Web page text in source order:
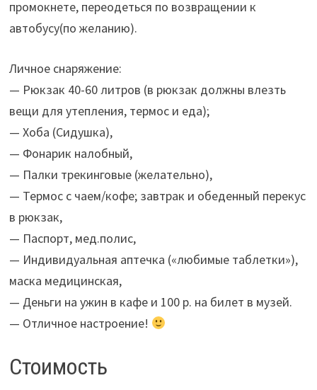
промокнете, переодеться по возвращении к
автобусу(по желанию).
Личное снаряжение:
— Рюкзак 40-60 литров (в рюкзак должны влезть
вещи для утепления, термос и еда);
— Хоба (Сидушка),
— Фонарик налобный,
— Палки трекинговые (желательно),
— Термос с чаем/кофе; завтрак и обеденный перекус
в рюкзак,
— Паспорт, мед.полис,
— Индивидуальная аптечка («любимые таблетки»),
маска медицинская,
— Деньги на ужин в кафе и 100 р. на билет в музей.
— Отличное настроение!
Стоимость